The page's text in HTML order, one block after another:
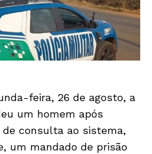
feira, 26 de agosto, a
um homem após
consulta ao sistema,
um mandado de prisão